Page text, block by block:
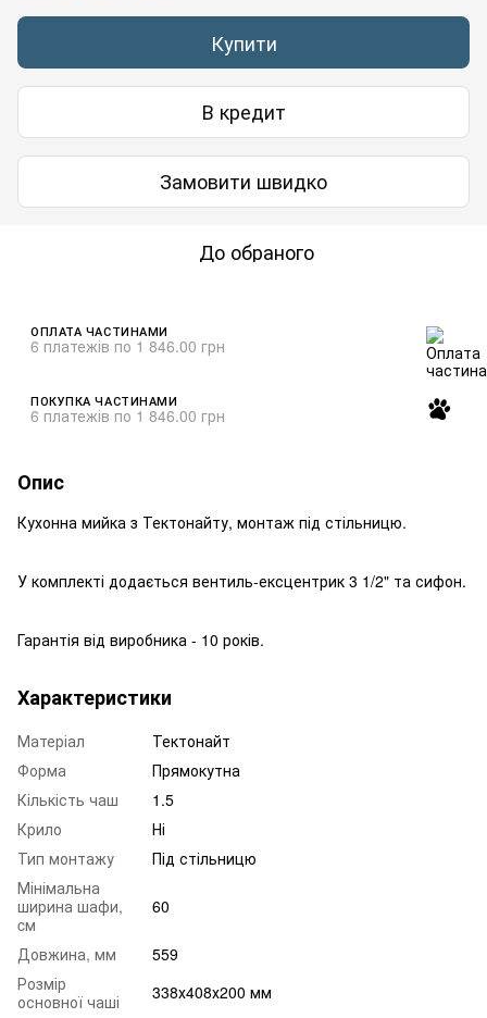
Купити
В кредит
Замовити швидко
До обраного
ОПЛАТА ЧАСТИНАМИ
6 платежів по 1 846.00 грн
ПОКУПКА ЧАСТИНАМИ
6 платежів по 1 846.00 грн
Опис
Кухонна мийка з Тектонайту, монтаж під стільницю.
У комплекті додається вентиль-ексцентрик 3 1/2" та сифон.
Гарантія від виробника - 10 років.
Характеристики
Матеріал
Тектонайт
Форма
Прямокутна
Кількість чаш
1.5
Крило
Ні
Тип монтажу
Під стільницю
Мінімальна
ширина шафи,
cм
60
Довжина, мм
559
Розмір
основної чаші
338х408х200 мм